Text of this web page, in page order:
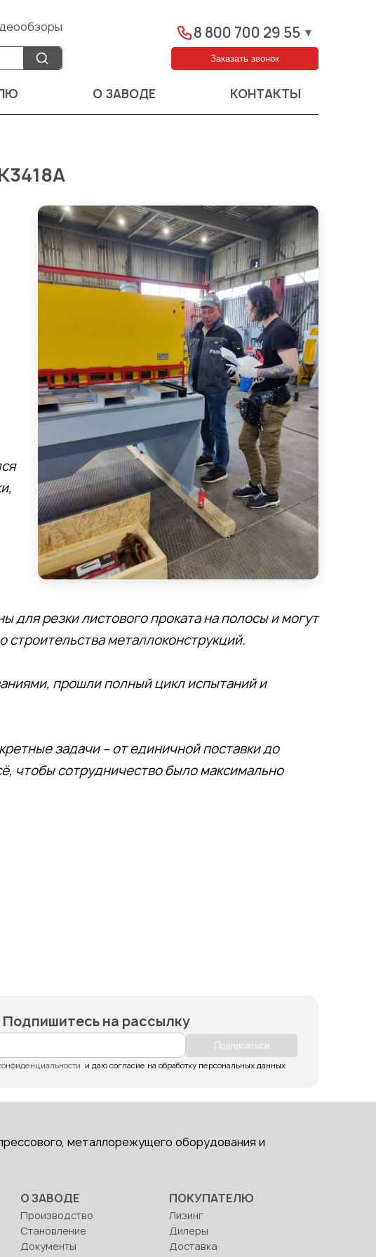
8 800 700 29 55 ▼
Заказать звонок
О ЗАВОДЕ КОНТАКТЫ
для резки листового проката на полосы и могут
металлоконструкций.
прошли полный цикл испытаний и
задачи – от единичной поставки до
чтобы сотрудничество было максимально
Подпишитесь на рассылку
Подпиcаться
  и даю согласие на обработку персональных данных
металлорежущего оборудования и
О ЗАВОДЕ
Производство
Становление
Документы
ПОКУПАТЕЛЮ
Лизинг
Дилеры
Доставка